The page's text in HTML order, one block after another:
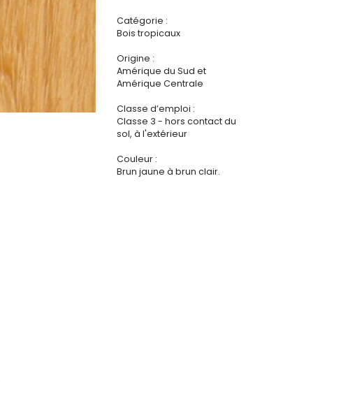
Catégorie :
Bois tropicaux
Origine :
Amérique du Sud et
Amérique Centrale
Classe d’emploi :
Classe 3 - hors contact du
sol, à l'extérieur
Couleur :
Brun jaune à brun clair.